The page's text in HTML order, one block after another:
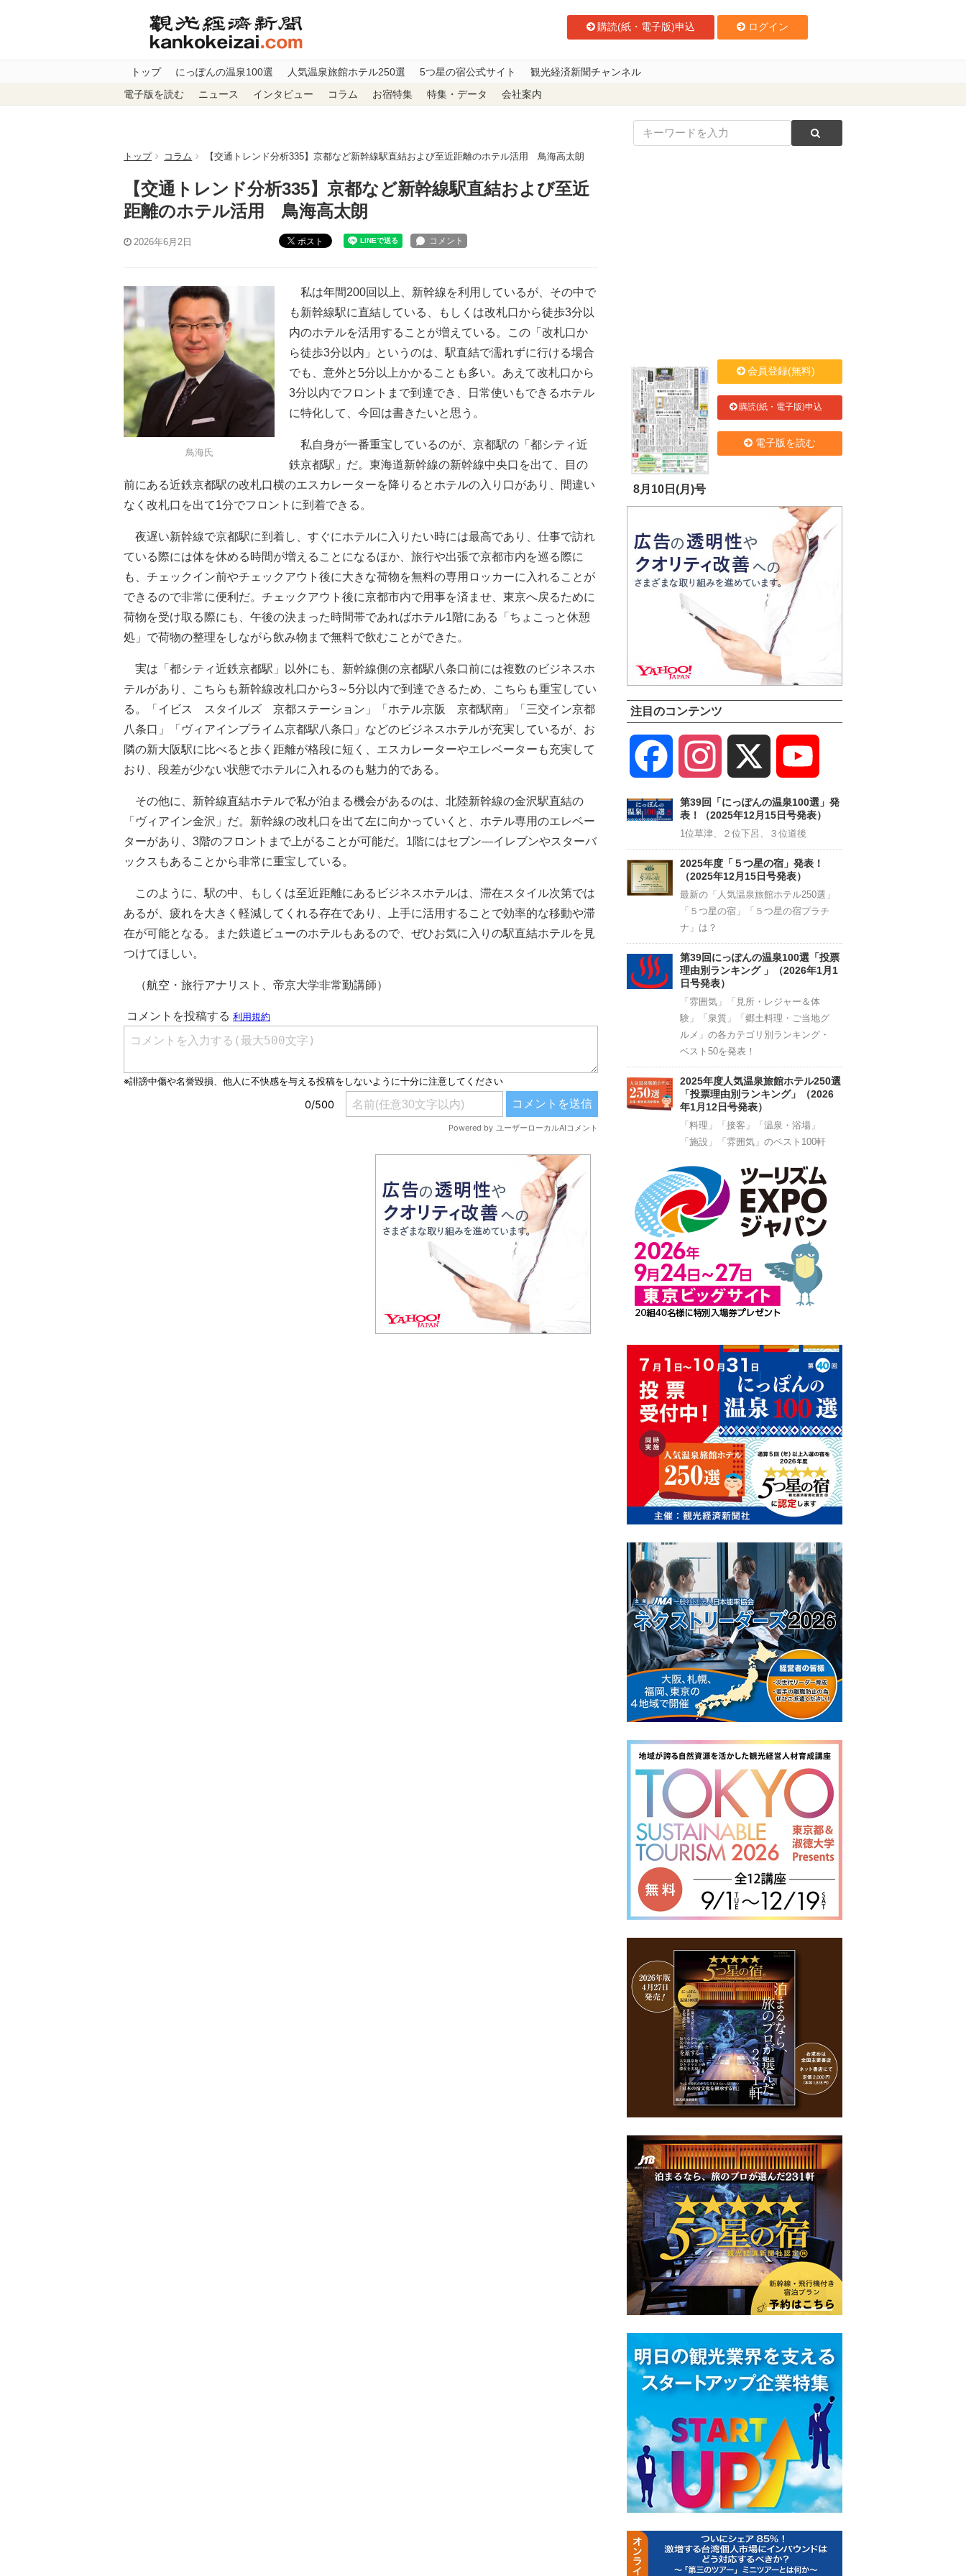
購読(紙・電子版)申込 ログイン
トップ にっぽんの温泉100選 人気温泉旅館ホテル250選 5つ星の宿公式サイト 観光経済新聞チャンネル
電子版を読む ニュース インタビュー コラム お宿特集 特集・データ 会社案内
トップ コラム 【交通トレンド分析335】京都など新幹線駅直結および至近距離のホテル活用 鳥海高太朗
【交通トレンド分析335】京都など新幹線駅直結および至近
距離のホテル活用 鳥海高太朗
2026年6月2日 ポスト
鳥海氏
私は年間200回以上、新幹線を利用しているが、その中で
も新幹線駅に直結している、もしくは改札口から徒歩3分以
内のホテルを活用することが増えている。この「改札口か
ら徒歩3分以内」というのは、駅直結で濡れずに行ける場合
でも、意外と5分以上かかることも多い。あえて改札口から
3分以内でフロントまで到達でき、日常使いもできるホテル
に特化して、今回は書きたいと思う。
私自身が一番重宝しているのが、京都駅の「都シティ近
鉄京都駅」だ。東海道新幹線の新幹線中央口を出て、目の
前にある近鉄京都駅の改札口横のエスカレーターを降りるとホテルの入り口があり、間違い
なく改札口を出て1分でフロントに到着できる。
夜遅い新幹線で京都駅に到着し、すぐにホテルに入りたい時には最高であり、仕事で訪れ
ている際には体を休める時間が増えることになるほか、旅行や出張で京都市内を巡る際に
も、チェックイン前やチェックアウト後に大きな荷物を無料の専用ロッカーに入れることが
できるので非常に便利だ。チェックアウト後に京都市内で用事を済ませ、東京へ戻るために
荷物を受け取る際にも、午後の決まった時間帯であればホテル1階にある「ちょこっと休憩
処」で荷物の整理をしながら飲み物まで無料で飲むことができた。
実は「都シティ近鉄京都駅」以外にも、新幹線側の京都駅八条口前には複数のビジネスホ
テルがあり、こちらも新幹線改札口から3～5分以内で到達できるため、こちらも重宝してい
る。「イビス スタイルズ 京都ステーション」「ホテル京阪 京都駅南」「三交イン京都
八条口」「ヴィアインプライム京都駅八条口」などのビジネスホテルが充実しているが、お
隣の新大阪駅に比べると歩く距離が格段に短く、エスカレーターやエレベーターも充実して
おり、段差が少ない状態でホテルに入れるのも魅力的である。
その他に、新幹線直結ホテルで私が泊まる機会があるのは、北陸新幹線の金沢駅直結の
「ヴィアイン金沢」だ。新幹線の改札口を出て左に向かっていくと、ホテル専用のエレベー
ターがあり、3階のフロントまで上がることが可能だ。1階にはセブン―イレブンやスターバ
ックスもあることから非常に重宝している。
このように、駅の中、もしくは至近距離にあるビジネスホテルは、滞在スタイル次第では
あるが、疲れを大きく軽減してくれる存在であり、上手に活用することで効率的な移動や滞
在が可能となる。また鉄道ビューのホテルもあるので、ぜひお気に入りの駅直結ホテルを見
つけてほしい。
（航空・旅行アナリスト、帝京大学非常勤講師）
8月10日(月)号
会員登録(無料)
購読(紙・電子版)申込
電子版を読む
注目のコンテンツ
Facebook Instagram
Channel
第39回「にっぽんの温泉100選」発
表！（2025年12月15日号発表）
1位草津、２位下呂、３位道後
2025年度「５つ星の宿」発表！
（2025年12月15日号発表）
最新の「人気温泉旅館ホテル250選」
「５つ星の宿」「５つ星の宿プラチ
ナ」は？
第39回にっぽんの温泉100選「投票
理由別ランキング 」（2026年1月1
日号発表）
「雰囲気」「見所・レジャー＆体
験」「泉質」「郷土料理・ご当地グ
ルメ」の各カテゴリ別ランキング・
ベスト50を発表！
2025年度人気温泉旅館ホテル250選
「投票理由別ランキング」（2026
年1月12日号発表）
「料理」「接客」「温泉・浴場」
「施設」「雰囲気」のベスト100軒